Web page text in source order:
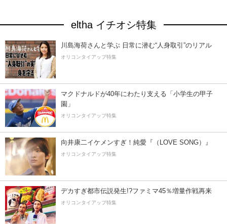
eltha イチオシ特集
川島海荷さんと学ぶ 日常に潜む“人身取引”のリアル
オリコンタイアップ特集
マクドナルドが40年にわたり支える「小学生の甲子
園」
オリコンタイアップ特集
向井康二イケメンすぎ！純愛『（LOVE SONG）』
オリコンタイアップ特集
デカすぎ都市伝説発生!?ファミマ45％増量作戦再来
オリコンタイアップ特集